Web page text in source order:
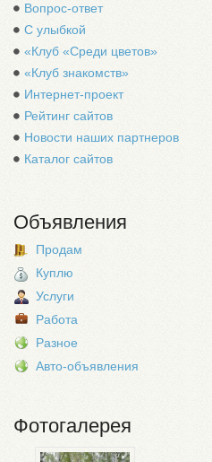
Вопрос-ответ
С улыбкой
«Клуб «Среди цветов»
«Клуб знакомств»
Интернет-проект
Рейтинг сайтов
Новости наших партнеров
Каталог сайтов
Объявления
Продам
Куплю
Услуги
Работа
Разное
Авто-объявления
Фотогалерея